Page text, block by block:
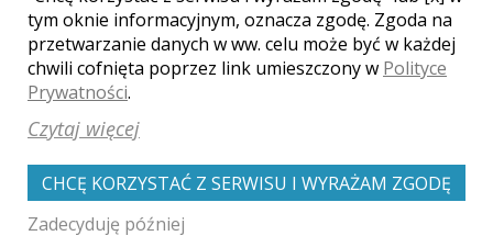
tym oknie informacyjnym, oznacza zgodę. Zgoda na
przetwarzanie danych w ww. celu może być w każdej
chwili cofnięta poprzez link umieszczony w Polityce
Prywatności.
Czytaj więcej
CHCĘ KORZYSTAĆ Z SERWISU I WYRAŻAM ZGODĘ
Zadecyduję później